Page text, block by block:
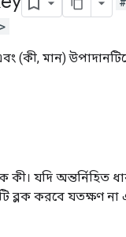
(কী, মান)
কী। যদি অন্তর্নিহিত
ব্লক করবে যতক্ষণ না